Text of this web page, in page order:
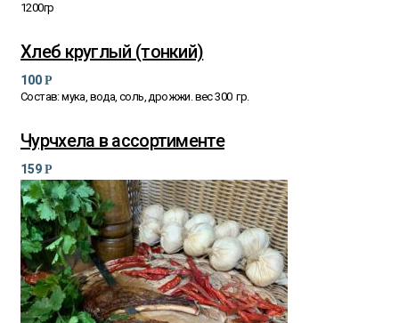
1200гр
Хлеб круглый (тонкий)
100 Р
Состав: мука, вода, соль, дрожжи. вес 300 гр.
Чурчхела в ассортименте
159 Р